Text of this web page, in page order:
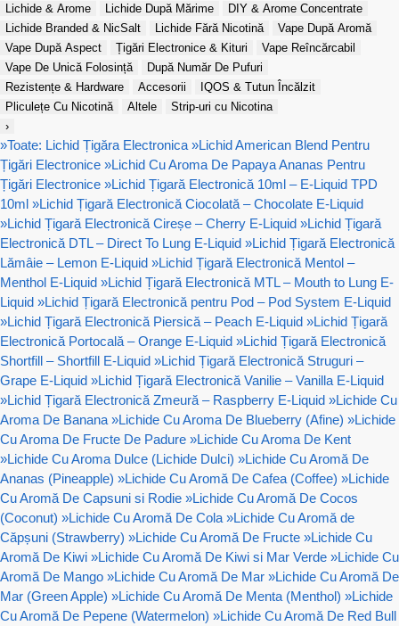
Lichide & Arome
Lichide După Mărime
DIY & Arome Concentrate
Lichide Branded & NicSalt
Lichide Fără Nicotină
Vape După Aromă
Vape După Aspect
Țigări Electronice & Kituri
Vape Reîncărcabil
Vape De Unică Folosință
După Număr De Pufuri
Rezistențe & Hardware
Accesorii
IQOS & Tutun Încălzit
Pliculețe Cu Nicotină
Altele
Strip-uri cu Nicotina
›
»Toate: Lichid Țigăra Electronica »Lichid American Blend Pentru
Țigări Electronice »Lichid Cu Aroma De Papaya Ananas Pentru
Țigări Electronice »Lichid Țigară Electronică 10ml – E-Liquid TPD
10ml »Lichid Țigară Electronică Ciocolată – Chocolate E-Liquid
»Lichid Țigară Electronică Cireșe – Cherry E-Liquid »Lichid Țigară
Electronică DTL – Direct To Lung E-Liquid »Lichid Țigară Electronică
Lămâie – Lemon E-Liquid »Lichid Țigară Electronică Mentol –
Menthol E-Liquid »Lichid Țigară Electronică MTL – Mouth to Lung E-
Liquid »Lichid Țigară Electronică pentru Pod – Pod System E-Liquid
»Lichid Țigară Electronică Piersică – Peach E-Liquid »Lichid Țigară
Electronică Portocală – Orange E-Liquid »Lichid Țigară Electronică
Shortfill – Shortfill E-Liquid »Lichid Țigară Electronică Struguri –
Grape E-Liquid »Lichid Țigară Electronică Vanilie – Vanilla E-Liquid
»Lichid Țigară Electronică Zmeură – Raspberry E-Liquid »Lichide Cu
Aroma De Banana »Lichide Cu Aroma De Blueberry (Afine) »Lichide
Cu Aroma De Fructe De Padure »Lichide Cu Aroma De Kent
»Lichide Cu Aroma Dulce (Lichide Dulci) »Lichide Cu Aromă De
Ananas (Pineapple) »Lichide Cu Aromă De Cafea (Coffee) »Lichide
Cu Aromă De Capsuni si Rodie »Lichide Cu Aromă De Cocos
(Coconut) »Lichide Cu Aromă De Cola »Lichide Cu Aromă de
Căpșuni (Strawberry) »Lichide Cu Aromă De Fructe »Lichide Cu
Aromă De Kiwi »Lichide Cu Aromă De Kiwi si Mar Verde »Lichide Cu
Aromă De Mango »Lichide Cu Aromă De Mar »Lichide Cu Aromă De
Mar (Green Apple) »Lichide Cu Aromă De Menta (Menthol) »Lichide
Cu Aromă De Pepene (Watermelon) »Lichide Cu Aromă De Red Bull